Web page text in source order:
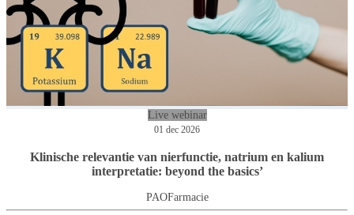
Live webinar
01 dec 2026
Klinische relevantie van nierfunctie, natrium en kalium
interpretatie: beyond the basics’
PAOFarmacie